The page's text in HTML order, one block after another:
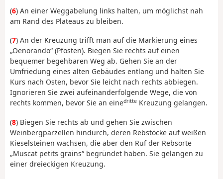
(6) An einer Weggabelung links halten, um möglichst nah
am Rand des Plateaus zu bleiben.
(7) An der Kreuzung trifft man auf die Markierung eines
„Oenorando“ (Pfosten). Biegen Sie rechts auf einen
bequemer begehbaren Weg ab. Gehen Sie an der
Umfriedung eines alten Gebäudes entlang und halten Sie
Kurs nach Osten, bevor Sie leicht nach rechts abbiegen.
Ignorieren Sie zwei aufeinanderfolgende Wege, die von
rechts kommen, bevor Sie an einedritte Kreuzung gelangen.
(8) Biegen Sie rechts ab und gehen Sie zwischen
Weinbergparzellen hindurch, deren Rebstöcke auf weißen
Kieselsteinen wachsen, die aber den Ruf der Rebsorte
„Muscat petits grains“ begründet haben. Sie gelangen zu
einer dreieckigen Kreuzung.